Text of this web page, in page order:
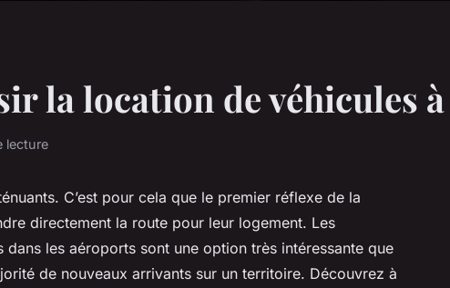
la location de véhicules
lecture
C’est pour cela que le premier réflexe de la
directement la route pour leur logement. Les
les aéroports sont une option très intéressante que
de nouveaux arrivants sur un territoire. Découvrez à